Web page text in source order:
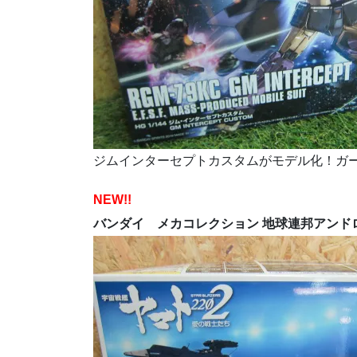
ジムインターセプトカスタムがモデル化！ガ
NEW!!
バンダイ メカコレクション 地球連邦アンド